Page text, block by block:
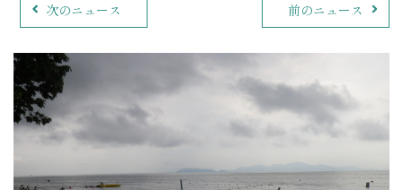
次のニュース 前のニュース